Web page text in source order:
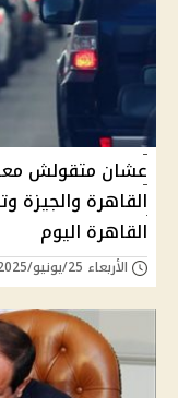
عشان متقولش
القاهرة والجيزة
القاهرة اليوم
الأربعاء 25/يونيو/2025 - 11:13 ص